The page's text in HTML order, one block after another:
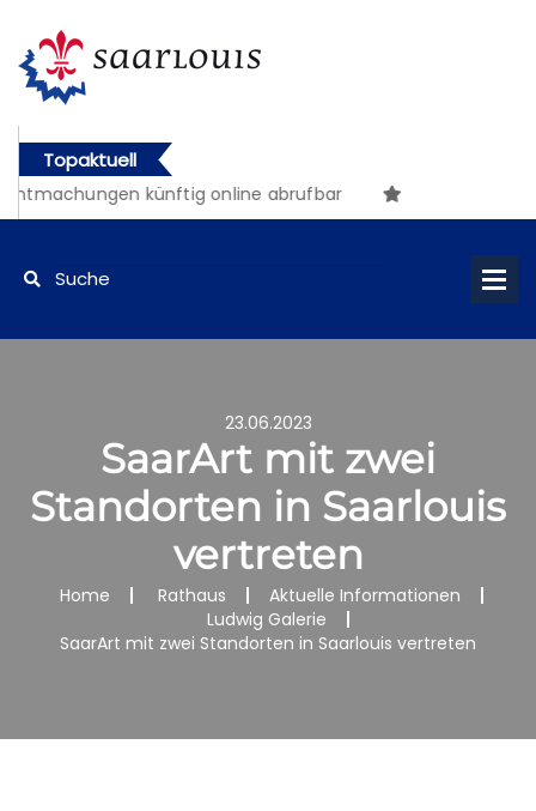
Topaktuell
künftig online abrufbar
23.06.2023
SaarArt mit zwei
Standorten in Saarlouis
vertreten
Home Rathaus
Aktuelle Informationen
Ludwig Galerie
SaarArt mit zwei Standorten in Saarlouis vertreten